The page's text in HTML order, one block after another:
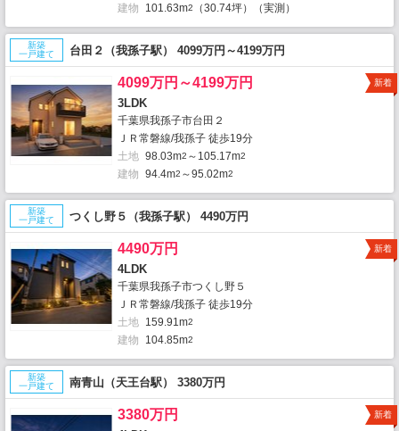
建物
101.63m2 （30.74坪）（実測）
新築
一戸建て
台田２（我孫子駅） 4099万円～4199万円
4099万円～4199万円
3LDK
千葉県我孫子市台田２
ＪＲ常磐線/我孫子 徒歩19分
土地 98.03m2 ～105.17m2
建物 94.4m2 ～95.02m2
新着
新築
一戸建て
つくし野５（我孫子駅） 4490万円
4490万円
4LDK
千葉県我孫子市つくし野５
ＪＲ常磐線/我孫子 徒歩19分
土地 159.91m2
建物 104.85m2
新着
新築
一戸建て
南青山（天王台駅） 3380万円
3380万円 新着